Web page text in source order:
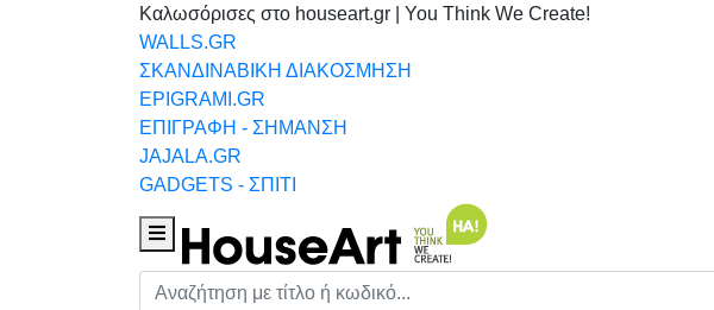
Καλωσόρισες στο houseart.gr | You Think We Create!
WALLS.GR
ΣΚΑΝΔΙΝΑΒΙΚΗ ΔΙΑΚΟΣΜΗΣΗ
EPIGRAMI.GR
ΕΠΙΓΡΑΦΗ - ΣΗΜΑΝΣΗ
JAJALA.GR
GADGETS - ΣΠΙΤΙ
Houseart Menu
Αναζήτηση